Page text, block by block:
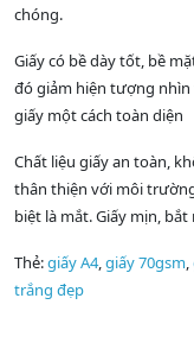
chóng.
Giấy có bề dày tốt, bề
đó giảm hiện tượng
giấy một cách toàn diện
Chất liệu giấy an toàn,
thân thiện với môi
biệt là mắt. Giấy mịn, bắt
Thẻ:giấy A4,giấy 70gsm,
trắng đẹp